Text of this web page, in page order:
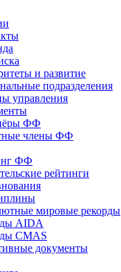
и развитие
подразделения
управления
ФФ
члены ФФ
ФФ
рейтинги
мировые рекорды
AIDA
CMAS
документы